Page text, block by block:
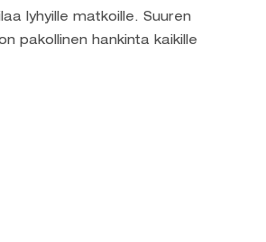
lyhyille matkoille. Suuren
pakollinen hankinta kaikille